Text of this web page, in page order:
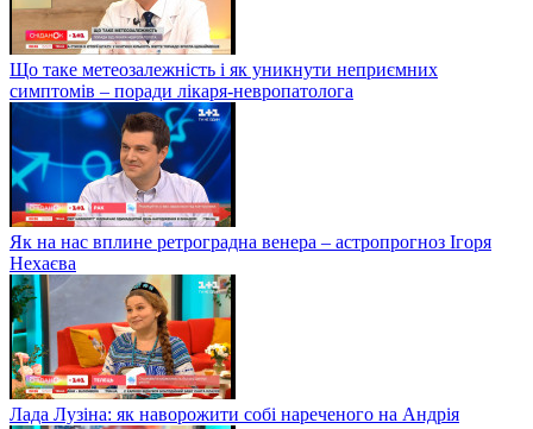
Що таке метеозалежність і як уникнути неприємних
симптомів – поради лікаря-невропатолога
Як на нас вплине ретроградна венера – астропрогноз Ігоря
Нехаєва
Лада Лузіна: як наворожити собі нареченого на Андрія